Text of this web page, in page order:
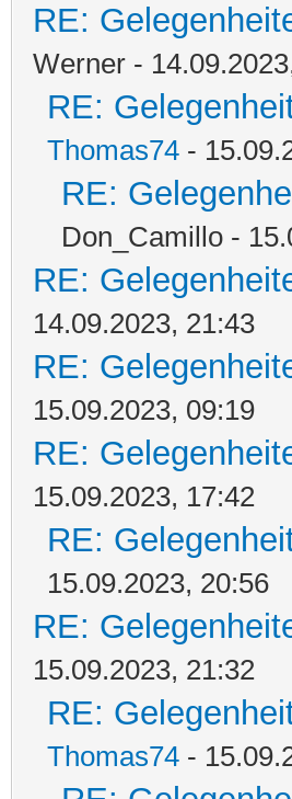
RE:
Werner -
RE:
Thomas74 -
RE:
Don_Camillo -
RE:
14.09.2023, 21:43
RE:
15.09.2023, 09:19
RE:
15.09.2023, 17:42
RE:
15.09.2023, 20:56
RE:
15.09.2023, 21:32
RE:
Thomas74 -